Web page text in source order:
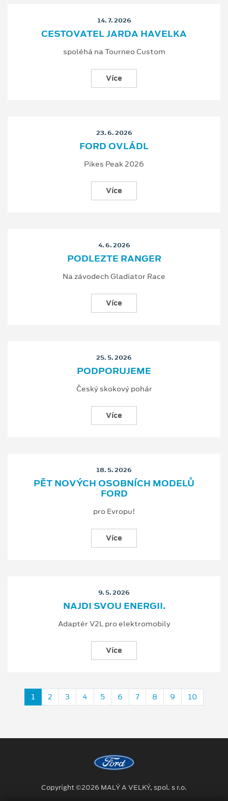
14. 7. 2026
CESTOVATEL JARDA HAVELKA
spoléhá na Tourneo Custom
Více
23. 6. 2026
FORD OVLÁDL
Pikes Peak 2026
Více
4. 6. 2026
PODLEZTE RANGER
Na závodech Gladiator Race
Více
25. 5. 2026
PODPORUJEME
Český skokový pohár
Více
18. 5. 2026
PĚT NOVÝCH OSOBNÍCH MODELŮ
FORD
pro Evropu!
Více
9. 5. 2026
NAJDI SVOU ENERGII.
Adaptér V2L pro elektromobily
Více
1 2 3 4 5 6 7 8 9 10
Copyright ©2026 MALÝ A VELKÝ, spol. s r.o.